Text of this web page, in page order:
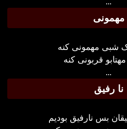
مهمونی
شبی مهمونی کنه
قربونی کنه
نا رفیق
بس نارفیق بودیم